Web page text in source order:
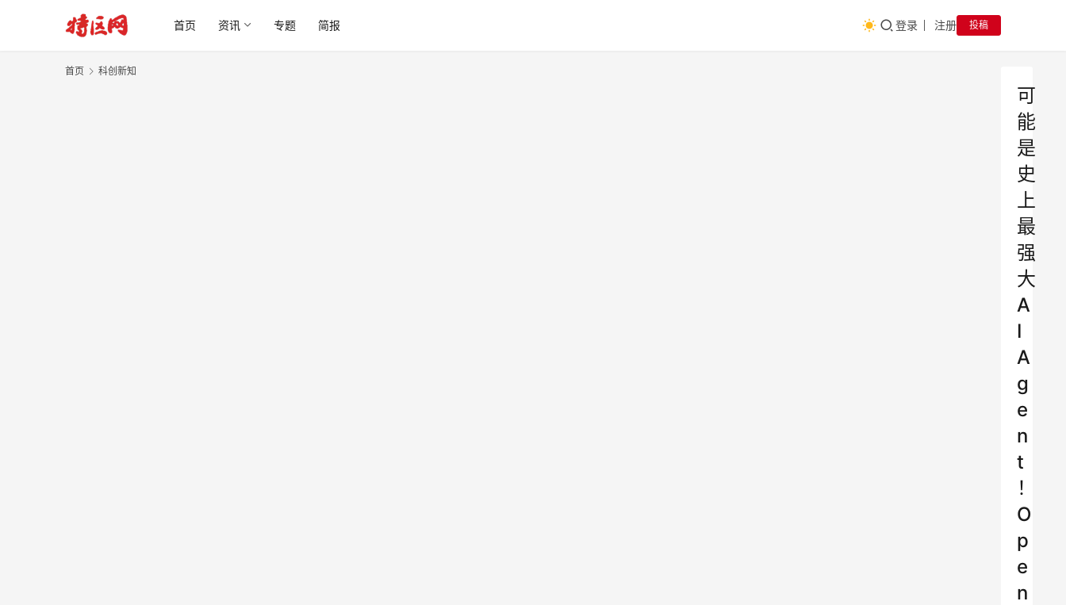
首页 资讯 专题 简报 登录 注册 投稿
首页 科创新知
可
能
是
史
上
最
强
大
A
I
A
g
e
n
t
！
O
p
e
n